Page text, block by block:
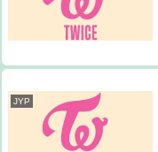
JYP